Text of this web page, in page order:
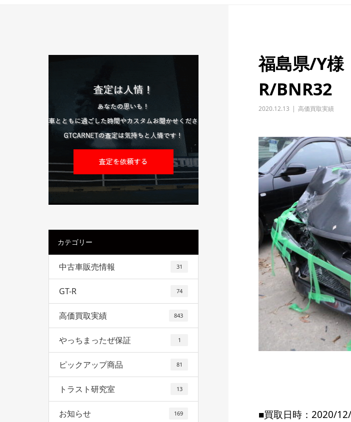
福島県/Y
R/BNR32
2020.12.13 高価買取実績
■買取日時：2020/12/
カテゴリー
中古車販売情報 31
GT-R 74
高価買取実績 843
やっちまったぜ保証 1
ピックアップ商品 81
トラスト研究室 13
お知らせ 169